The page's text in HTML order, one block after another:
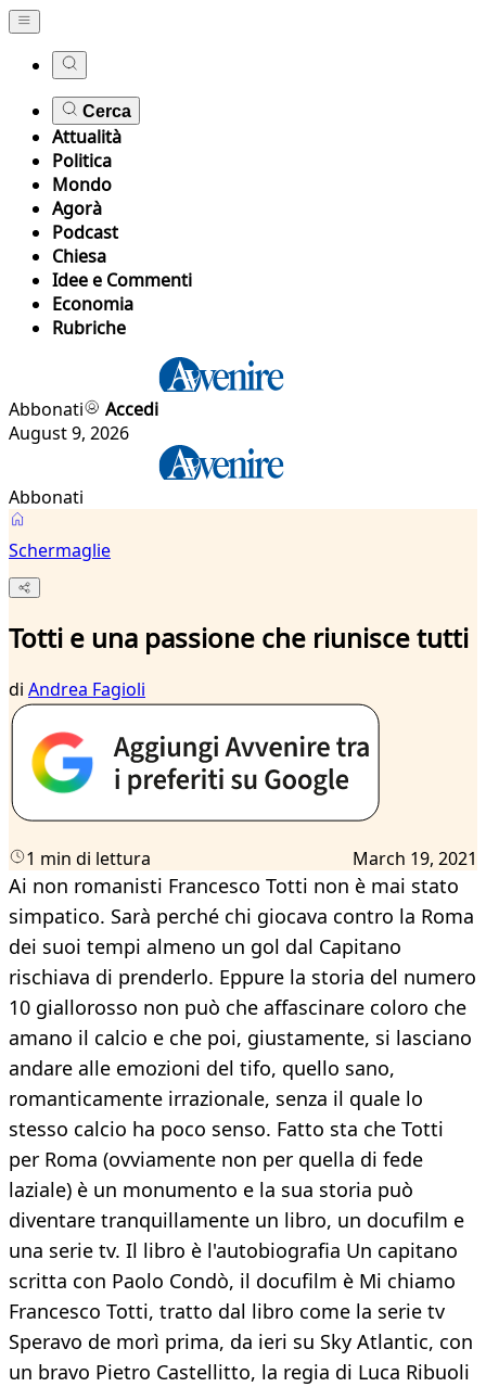
Cerca
Attualità
Politica
Mondo
Agorà
Podcast
Chiesa
Idee e Commenti
Economia
Rubriche
Abbonati
Accedi
August 9, 2026
Abbonati
Schermaglie
Totti e una passione che riunisce tutti
di Andrea Fagioli
1 min di lettura March 19, 2021
Ai non romanisti Francesco Totti non è mai stato
simpatico. Sarà perché chi giocava contro la Roma
dei suoi tempi almeno un gol dal Capitano
rischiava di prenderlo. Eppure la storia del numero
10 giallorosso non può che affascinare coloro che
amano il calcio e che poi, giustamente, si lasciano
andare alle emozioni del tifo, quello sano,
romanticamente irrazionale, senza il quale lo
stesso calcio ha poco senso. Fatto sta che Totti
per Roma (ovviamente non per quella di fede
laziale) è un monumento e la sua storia può
diventare tranquillamente un libro, un docufilm e
una serie tv. Il libro è l'autobiografia Un capitano
scritta con Paolo Condò, il docufilm è Mi chiamo
Francesco Totti, tratto dal libro come la serie tv
Speravo de morì prima, da ieri su Sky Atlantic, con
un bravo Pietro Castellitto, la regia di Luca Ribuoli